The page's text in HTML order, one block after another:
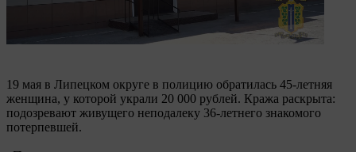
19 мая в Липецком округе в полицию обратилась 45-летняя
женщина, у которой украли 20 000 рублей. Кража раскрыта:
подозревают живущего неподалеку 36-летнего знакомого
потерпевшей.